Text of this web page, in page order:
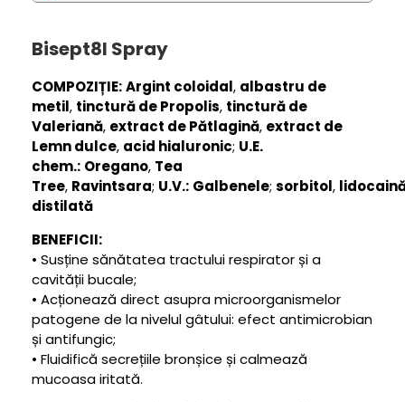
Bisept8l Spray
COMPOZIȚIE:Argint coloidal, albastru de
metil, tinctură de Propolis, tinctură de
Valeriană, extract de Pătlagină, extract de
Lemn dulce, acid hialuronic; U.E.
chem.: Oregano, Tea
Tree, Ravintsara; U.V.: Galbenele; sorbitol,
distilată
BENEFICII:
• Susține sănătatea tractului respirator și a
cavității bucale;
• Acționează direct asupra microorganismelor
patogene de la nivelul gâtului: efect antimicrobian
și antifungic;
• Fluidifică secrețiile bronșice și calmează
mucoasa iritată.